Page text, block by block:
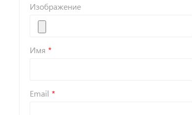
Изображение
Имя
Email